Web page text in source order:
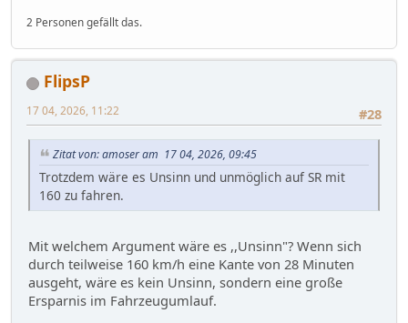
2 Personen gefällt das.
FlipsP
#28
17 04, 2026, 11:22
Zitat von: amoser am 17 04, 2026, 09:45
Trotzdem wäre es Unsinn und unmöglich auf SR mit
160 zu fahren.
Mit welchem Argument wäre es ,,Unsinn"? Wenn sich
durch teilweise 160 km/h eine Kante von 28 Minuten
ausgeht, wäre es kein Unsinn, sondern eine große
Ersparnis im Fahrzeugumlauf.